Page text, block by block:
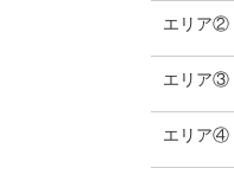
エリア②
エリア③
エリア④